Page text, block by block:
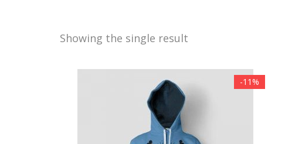
Showing the single result
-11%